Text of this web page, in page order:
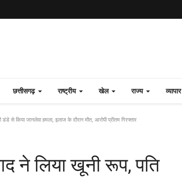
छत्तीसगढ़ राष्ट्रीय खेल राज्य व्यापार
से किया जानलेवा हमला, इलाज के दौरान मौत, आरोपी प्रीतम गिरफ्तार
ने लिया खूनी रूप, पति